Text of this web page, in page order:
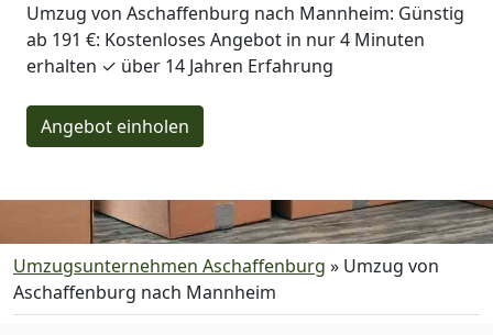
Umzug von Aschaffenburg nach Mannheim: Günstig
ab 191 €: Kostenloses Angebot in nur 4 Minuten
erhalten ✓ über 14 Jahren Erfahrung
Angebot einholen
Umzugsunternehmen Aschaffenburg » Umzug von
Aschaffenburg nach Mannheim